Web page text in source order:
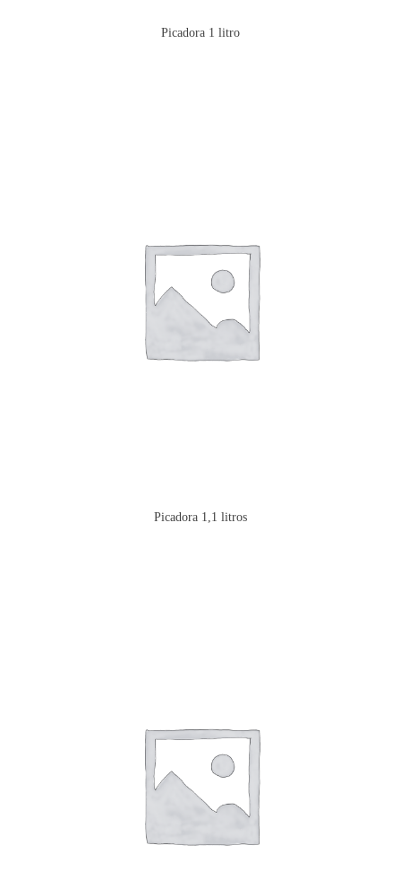
Picadora 1 litro
Picadora 1,1 litros